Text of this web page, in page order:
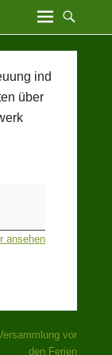
ind
über
ansehen
vor
den Ferien